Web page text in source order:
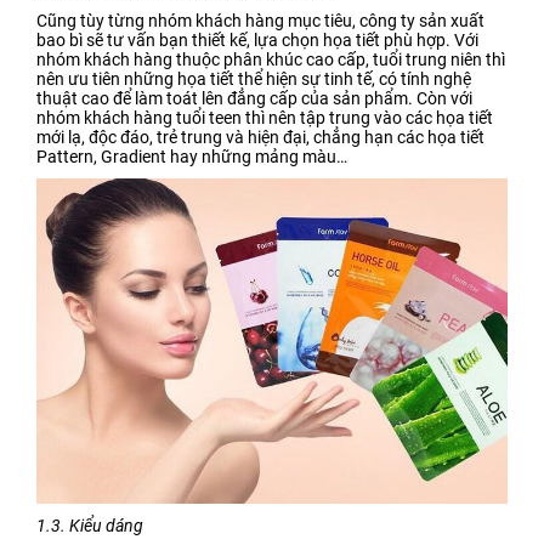
Cũng tùy từng nhóm khách hàng mục tiêu, công ty sản xuất
bao bì sẽ tư vấn bạn thiết kế, lựa chọn họa tiết phù hợp. Với
nhóm khách hàng thuộc phân khúc cao cấp, tuổi trung niên thì
nên ưu tiên những họa tiết thể hiện sự tinh tế, có tính nghệ
thuật cao để làm toát lên đẳng cấp của sản phẩm. Còn với
nhóm khách hàng tuổi teen thì nên tập trung vào các họa tiết
mới lạ, độc đáo, trẻ trung và hiện đại, chẳng hạn các họa tiết
Pattern, Gradient hay những mảng màu…
1.3. Kiểu dáng